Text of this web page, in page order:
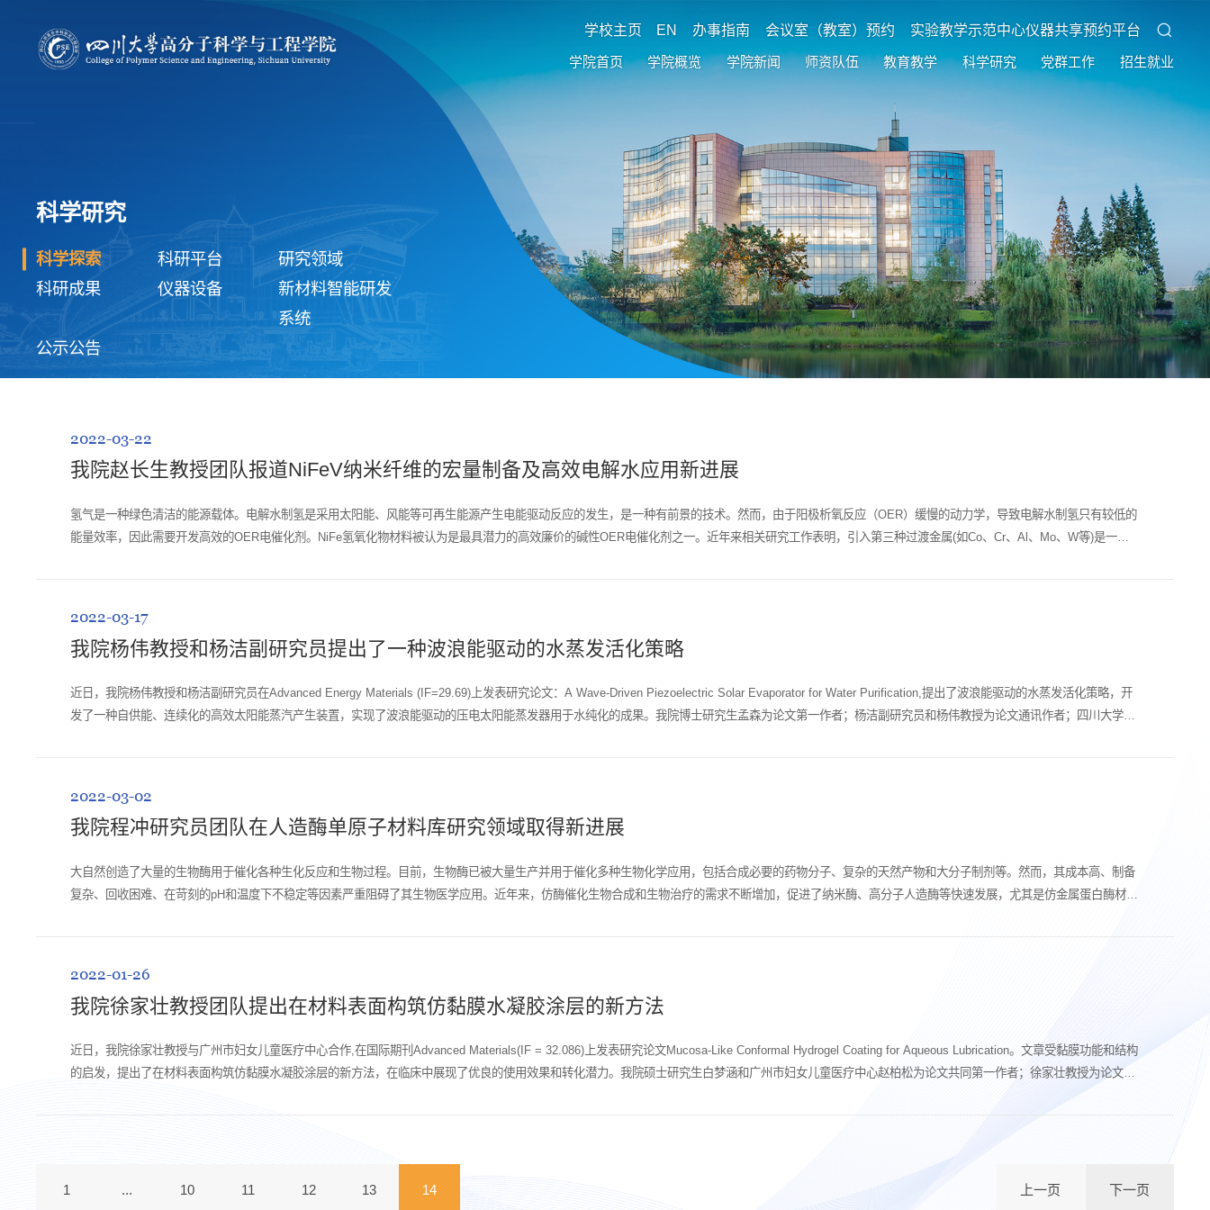
学校主页 EN 办事指南 会议室（教室）预约 实验教学示范中心仪器共享预约平台
学院首页 学院概览 学院新闻 师资队伍 教育教学 科学研究 党群工作 招生就业
科学研究
科学探索 科研平台
研究领域
科研成果
仪器设备
新材料智能研发
系统
公示公告
2022-03-22
我院赵长生教授团队报道NiFeV纳米纤维的宏量制备及高效电解水应用新进展
氢气是一种绿色清洁的能源载体。电解水制氢是采用太阳能、风能等可再生能源产生电能驱动反应的发生，是一种有前景的技术。然而，由于阳极析氧反应（OER）缓慢的动力学，导致电解水制氢只有较低的
能量效率，因此需要开发高效的OER电催化剂。NiFe氢氧化物材料被认为是最具潜力的高效廉价的碱性OER电催化剂之一。近年来相关研究工作表明，引入第三种过渡金属(如Co、Cr、Al、Mo、W等)是一种
2022-03-17
我院杨伟教授和杨洁副研究员提出了一种波浪能驱动的水蒸发活化策略
近日，我院杨伟教授和杨洁副研究员在Advanced Energy Materials (IF=29.69)上发表研究论文：A Wave-Driven Piezoelectric Solar Evaporator for Water Purification,提出了波浪能驱动的水蒸发活化策略，开
发了一种自供能、连续化的高效太阳能蒸汽产生装置，实现了波浪能驱动的压电太阳能蒸发器用于水纯化的成果。我院博士研究生孟森为论文第一作者；杨洁副研究员和杨伟教授为论文通讯作者；四川大学为
2022-03-02
我院程冲研究员团队在人造酶单原子材料库研究领域取得新进展
大自然创造了大量的生物酶用于催化各种生化反应和生物过程。目前，生物酶已被大量生产并用于催化多种生物化学应用，包括合成必要的药物分子、复杂的天然产物和大分子制剂等。然而，其成本高、制备
复杂、回收困难、在苛刻的pH和温度下不稳定等因素严重阻碍了其生物医学应用。近年来，仿酶催化生物合成和生物治疗的需求不断增加，促进了纳米酶、高分子人造酶等快速发展，尤其是仿金属蛋白酶材料
2022-01-26
我院徐家壮教授团队提出在材料表面构筑仿黏膜水凝胶涂层的新方法
近日，我院徐家壮教授与广州市妇女儿童医疗中心合作,在国际期刊Advanced Materials(IF = 32.086)上发表研究论文Mucosa-Like Conformal Hydrogel Coating for Aqueous Lubrication。文章受黏膜功能和结构
的启发，提出了在材料表面构筑仿黏膜水凝胶涂层的新方法，在临床中展现了优良的使用效果和转化潜力。我院硕士研究生白梦涵和广州市妇女儿童医疗中心赵柏松为论文共同第一作者；徐家壮教授为论文通
1 ... 10 11 12 13 14 上一页 下一页